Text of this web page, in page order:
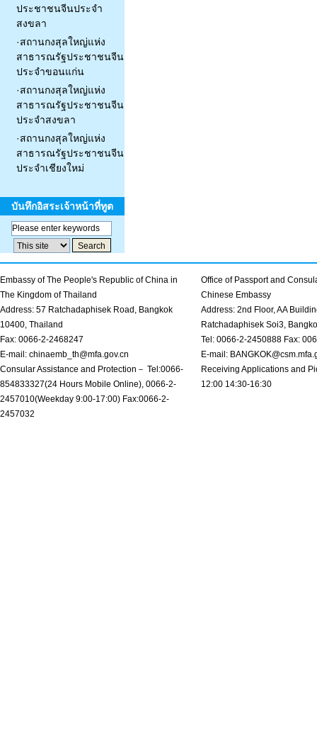
ประชาชนจีนประจำ
สงขลา
·สถานกงสุลใหญ่แห่ง
สาธารณรัฐประชาชนจีน
ประจำขอนแก่น
·สถานกงสุลใหญ่แห่ง
สาธารณรัฐประชาชนจีน
ประจำสงขลา
·สถานกงสุลใหญ่แห่ง
สาธารณรัฐประชาชนจีน
ประจำเชียงใหม่
บันทึกอิสระเจ้าหน้าที่ทูต
Embassy of The People's Republic of China in
The Kingdom of Thailand
Address: 57 Ratchadaphisek Road, Bangkok
10400, Thailand
Fax: 0066-2-2468247
E-mail: chinaemb_th@mfa.gov.cn
Consular Assistance and Protection－ Tel:0066-
854833327(24 Hours Mobile Online), 0066-2-
2457010(Weekday 9:00-17:00) Fax:0066-2-
2457032
Office of Passport and
Chinese Embassy
Address: 2nd Floor, AA
Ratchadaphisek Soi3,
Tel: 0066-2-2450888 Fax:
E-mail:
Receiving Applications and
12:00 14:30-16:30